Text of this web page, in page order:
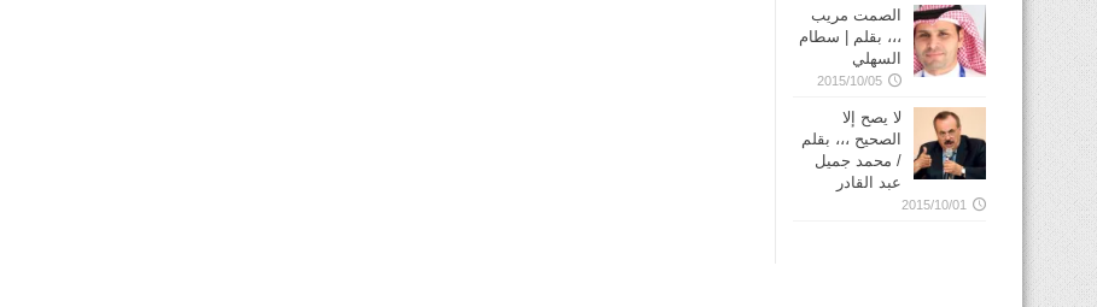
الصمت مريب
،،، بقلم | سطام
السهلي
2015/10/05
لا يصح إلا
الصحيح ،،، بقلم
/ محمد جميل
عبد القادر
2015/10/01